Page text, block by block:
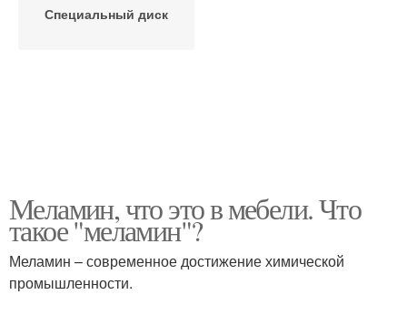
Специальный диск
Меламин, что это в мебели. Что
такое "меламин"?
Меламин – современное достижение химической
промышленности.